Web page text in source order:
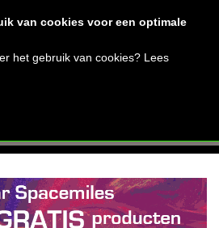
van cookies voor een optimale
het gebruik van cookies? Lees